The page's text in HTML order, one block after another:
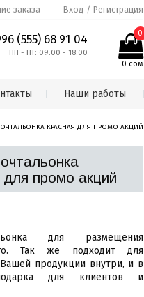
заказа Вход / Регистрация
(555) 68 91 04
ПН - ПТ: 09.00 - 18.00
0
0 сом
Наши работы
КРАСНАЯ ДЛЯ ПРОМО АКЦИЙ
для промо акций
для размещения
Так же подходит для
продукции внутри, и в
для клиентов и